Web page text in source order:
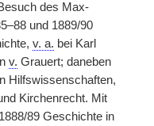
des Max-
und 1889/90
v. a. bei Karl
v. Grauert; daneben
Hilfswissenschaften,
Kirchenrecht. Mit
89 Geschichte in